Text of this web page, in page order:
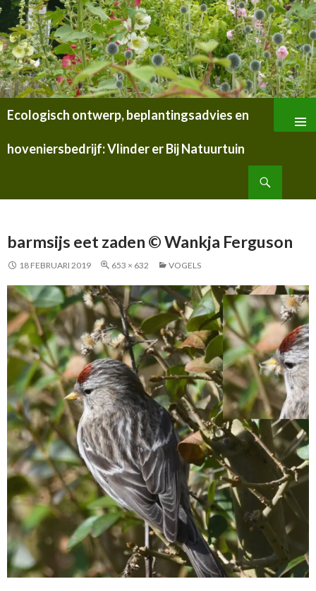
Ecologisch ontwerp, beplantingsadvies en
hoveniersbedrijf: Vlinder er Bij Natuurtuin
NAAR
INHOUD
barmsijs eet zaden © Wankja Ferguson
18 FEBRUARI 2019 653 × 632 VOGELS